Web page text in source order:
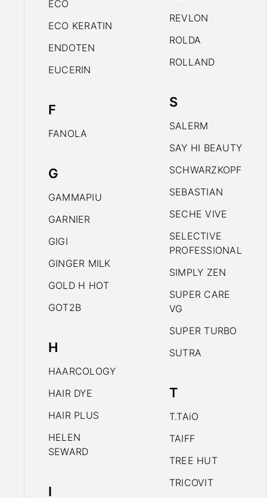
ECO
ECO KERATIN
ENDOTEN
EUCERIN
F
FANOLA
G
GAMMAPIU
GARNIER
GIGI
GINGER MILK
GOLD H HOT
GOT2B
H
HAARCOLOGY
HAIR DYE
HAIR PLUS
HELEN
SEWARD
I
REVLON
ROLDA
ROLLAND
S
SALERM
SAY HI BEAUTY
SCHWARZKOPF
SEBASTIAN
SECHE VIVE
SELECTIVE
PROFESSIONAL
SIMPLY ZEN
SUPER CARE
VG
SUPER TURBO
SUTRA
T
T.TAiO
TAIFF
TREE HUT
TRICOVIT